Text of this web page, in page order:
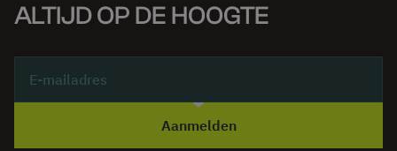
ALTIJD OP DE HOOGTE
Aanmelden